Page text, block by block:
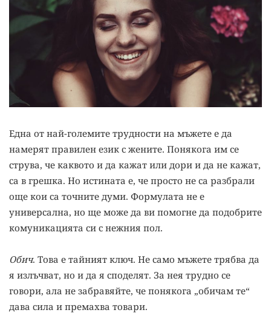
Една от най-големите трудности на мъжете е да
намерят правилен език с жените. Понякога им се
струва, че каквото и да кажат или дори и да не кажат,
са в грешка. Но истината е, че просто не са разбрали
още кои са точните думи. Формулата не е
универсална, но ще може да ви помогне да подобрите
комуникацията си с нежния пол.
Обич. Това е тайният ключ. Не само мъжете трябва да
я излъчват, но и да я споделят. За нея трудно се
говори, ала не забравяйте, че понякога „обичам те“
дава сила и премахва товари.